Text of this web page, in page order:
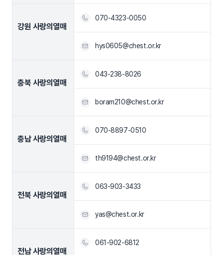
강원 사랑의열매
070-4323-0050
hys0605@chest.or.kr
충북 사랑의열매
043-238-8026
boram210@chest.or.kr
충남 사랑의열매
070-8897-0510
th9194@chest.or.kr
전북 사랑의열매
063-903-3433
yas@chest.or.kr
전남 사랑의열매
061-902-6812